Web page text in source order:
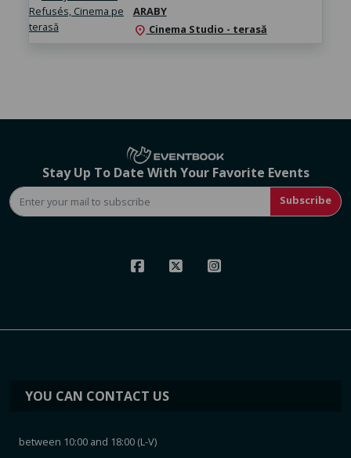
ARABY
location_on Cinema Studio - terasă
Stay Up To Date With Your Favorite Events
Subscribe
YOU CAN CONTACT US
between 10:00 and 18:00 (L-V)